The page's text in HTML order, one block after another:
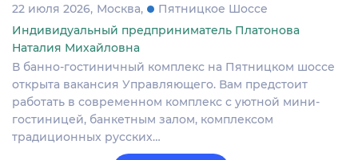
22 июля 2026 Москва
Пятницкое Шоссе
Индивидуальный предприниматель Платонова
Наталия Михайловна
В банно-гостиничный комплекс на Пятницком шоссе
открыта вакансия Управляющего. Вам предстоит
работать в современном комплекс с уютной мини-
гостиницей, банкетным залом, комплексом
традиционных русских…